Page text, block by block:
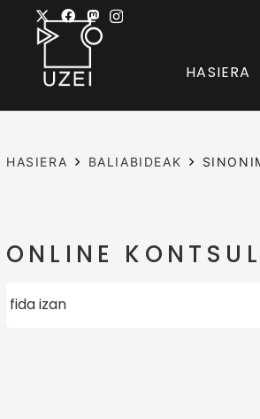
HASIERA
HASIERA BALIABIDEAK
ONLINE